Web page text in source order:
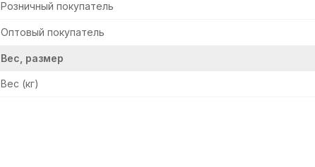
Розничный покупатель
Оптовый покупатель
Вес, размер
Вес (кг)